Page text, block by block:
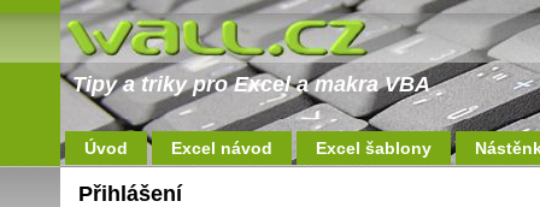
Tipy a triky pro Excel a makra VBA
Úvod Excel návod Excel šablony
Přihlášení